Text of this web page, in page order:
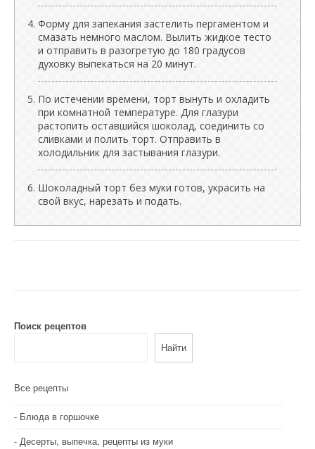
Форму для запекания застелить пергаментом и
смазать немного маслом. Вылить жидкое тесто
и отправить в разогретую до 180 градусов
духовку выпекаться на 20 минут.
По истечении времени, торт вынуть и охладить
при комнатной температуре. Для глазури
растопить оставшийся шоколад, соединить со
сливками и полить торт. Отправить в
холодильник для застывания глазури.
Шоколадный торт без муки готов, украсить на
свой вкус, нарезать и подать.
Поиск рецептов
Найти
Все рецепты
Блюда в горшочке
Десерты, выпечка, рецепты из муки